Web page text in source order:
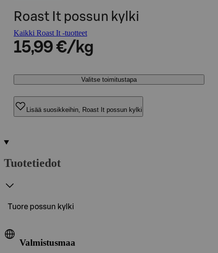
Roast It possun kylki
Kaikki Roast It -tuotteet
15,99 €/kg
Valitse toimitustapa
Lisää suosikkeihin, Roast It possun kylki
Tuotetiedot
Tuore possun kylki
Valmistusmaa